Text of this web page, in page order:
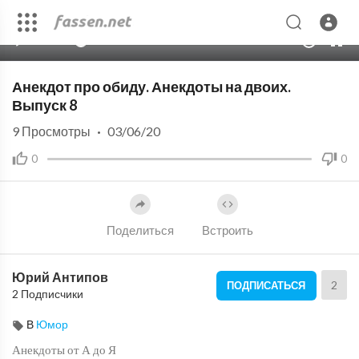
Анекдот про обиду. Анекдоты на двоих.
Выпуск 8
0 0
9 Просмотры · 03/06/20
Поделиться Встроить
Юрий Антипов
2 Подписчики
ПОДПИСАТЬСЯ 2
В Юмор
Анекдоты от А до Я